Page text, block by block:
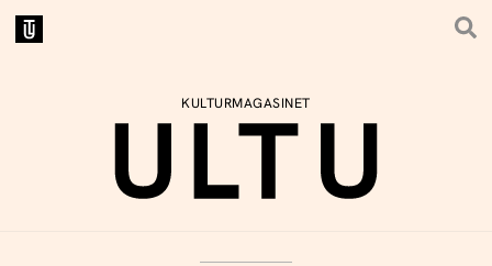
KULTURMAGASINET